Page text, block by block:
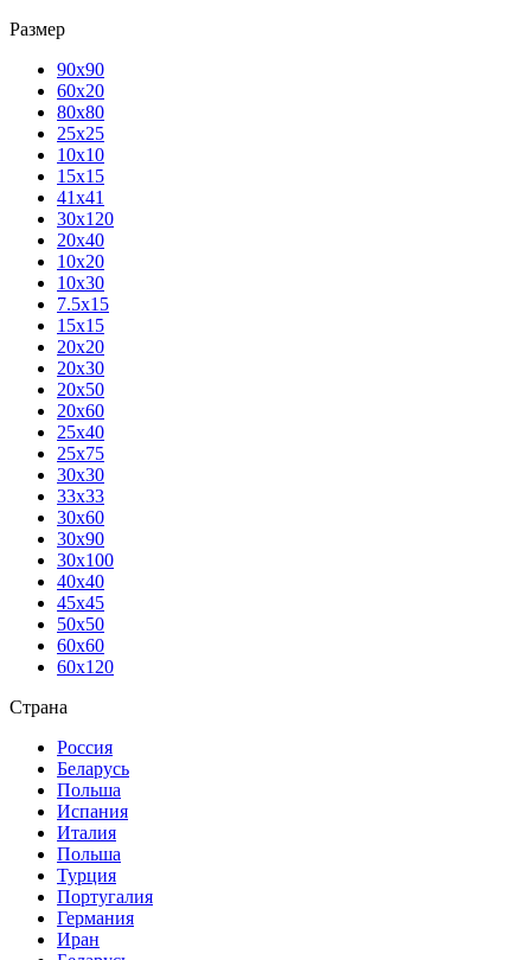
Размер
90х90
60х20
80х80
25x25
10х10
15х15
41х41
30х120
20х40
10х20
10х30
7.5х15
15х15
20х20
20х30
20х50
20х60
25х40
25х75
30х30
33х33
30х60
30х90
30х100
40х40
45х45
50х50
60х60
60х120
Страна
Россия
Беларусь
Польша
Испания
Италия
Польша
Турция
Португалия
Германия
Иран